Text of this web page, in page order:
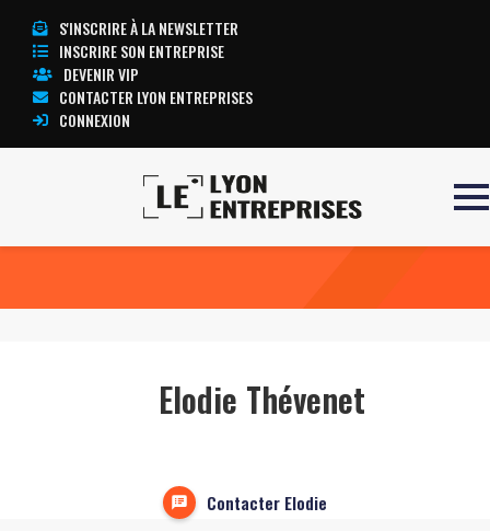
S'INSCRIRE À LA NEWSLETTER
INSCRIRE SON ENTREPRISE
DEVENIR VIP
CONTACTER LYON ENTREPRISES
CONNEXION
Elodie Thévenet
Contacter Elodie